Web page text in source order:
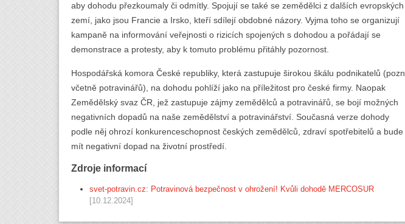
aby dohodu přezkoumaly či odmítly. Spojují se také se zemědělci z dalších evropských
zemí, jako jsou Francie a Irsko, kteří sdílejí obdobné názory. Vyjma toho se organizují
kampaně na informování veřejnosti o rizicích spojených s dohodou a pořádají se
demonstrace a protesty, aby k tomuto problému přitáhly pozornost.
Hospodářská komora České republiky, která zastupuje širokou škálu podnikatelů (pozn.
včetně potravinářů), na dohodu pohlíží jako na příležitost pro české firmy. Naopak
Zemědělský svaz ČR, jež zastupuje zájmy zemědělců a potravinářů, se bojí možných
negativních dopadů na naše zemědělství a potravinářství. Současná verze dohody
podle něj ohrozí konkurenceschopnost českých zemědělců, zdraví spotřebitelů a bude
mít negativní dopad na životní prostředí.
Zdroje informací
svet-potravin.cz: Potravinová bezpečnost v ohrožení! Kvůli dohodě MERCOSUR
[10.12.2024]